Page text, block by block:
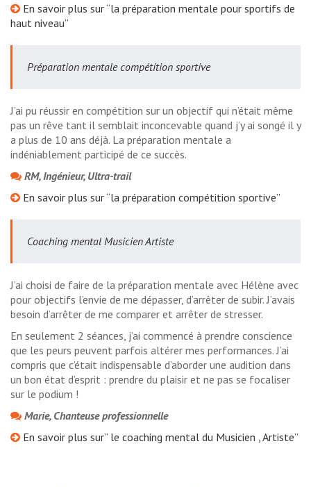
En savoir plus sur “la préparation mentale pour sportifs de
haut niveau”
Préparation mentale compétition sportive
J’ai pu réussir en compétition sur un objectif qui n’était même
pas un rêve tant il semblait inconcevable quand j’y ai songé il y
a plus de 10 ans déjà. La préparation mentale a
indéniablement participé de ce succès.
RM, Ingénieur, Ultra-trail
En savoir plus sur “la préparation compétition sportive”
Coaching mental Musicien Artiste
J’ai choisi de faire de la préparation mentale avec Hélène avec
pour objectifs l’envie de me dépasser, d’arrêter de subir. J’avais
besoin d’arrêter de me comparer et arrêter de stresser.
En seulement 2 séances, j’ai commencé à prendre conscience
que les peurs peuvent parfois altérer mes performances. J’ai
compris que c’était indispensable d’aborder une audition dans
un bon état d’esprit : prendre du plaisir et ne pas se focaliser
sur le podium !
Marie, Chanteuse professionnelle
En savoir plus sur” le coaching mental du Musicien , Artiste”